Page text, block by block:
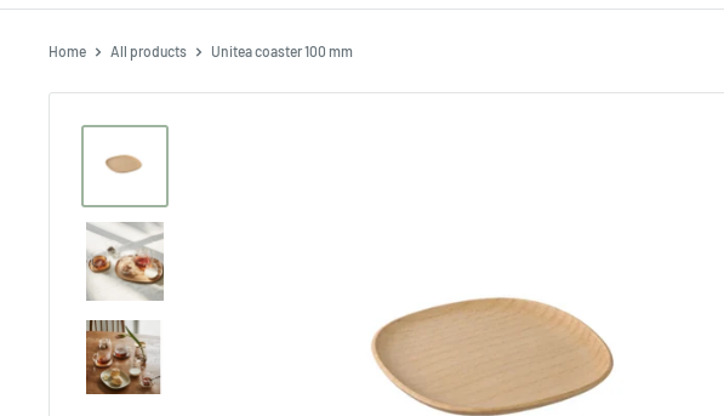
Home All products Unitea coaster 100 mm